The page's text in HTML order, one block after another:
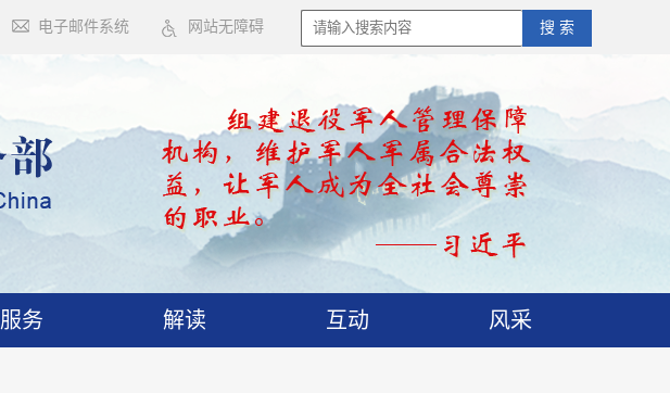
搜 索
电子邮件系统 网站无障碍
服务 解读 互动 风采